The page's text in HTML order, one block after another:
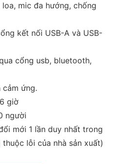
mic đa hướng, chống
kết nối USB-A và USB-
cổng usb, bluetooth,
cảm ứng.
giờ
người
mới 1 lần duy nhất trong
lỗi của nhà sản xuất)